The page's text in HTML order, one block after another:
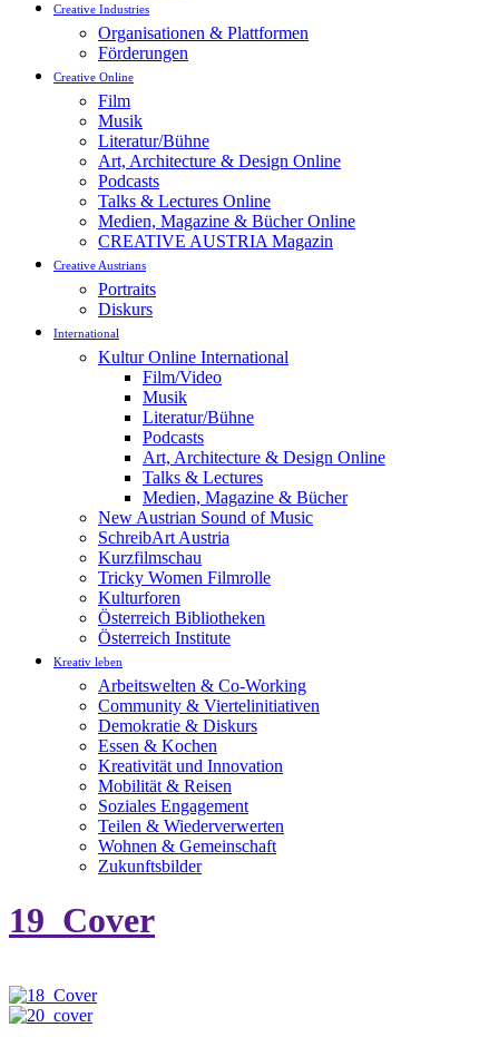
Creative Industries
Organisationen & Plattformen
Förderungen
Creative Online
Film
Musik
Literatur/Bühne
Art, Architecture & Design Online
Podcasts
Talks & Lectures Online
Medien, Magazine & Bücher Online
CREATIVE AUSTRIA Magazin
Creative Austrians
Portraits
Diskurs
International
Kultur Online International
Film/Video
Musik
Literatur/Bühne
Podcasts
Art, Architecture & Design Online
Talks & Lectures
Medien, Magazine & Bücher
New Austrian Sound of Music
SchreibArt Austria
Kurzfilmschau
Tricky Women Filmrolle
Kulturforen
Österreich Bibliotheken
Österreich Institute
Kreativ leben
Arbeitswelten & Co-Working
Community & Viertelinitiativen
Demokratie & Diskurs
Essen & Kochen
Kreativität und Innovation
Mobilität & Reisen
Soziales Engagement
Teilen & Wiederverwerten
Wohnen & Gemeinschaft
Zukunftsbilder
19_Cover